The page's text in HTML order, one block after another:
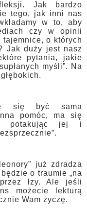
Jak bardzo
tego, jak inni nas
w to, aby
czy w opinii
o których
Jak duży jest nasz
pytania, jakie
myśli”. Na
się być sama
pomóc, ma się
potakując jej i
już zdradza
o traumie „na
łzy. Ale jeśli
możecie lekturą
Wam życzę.